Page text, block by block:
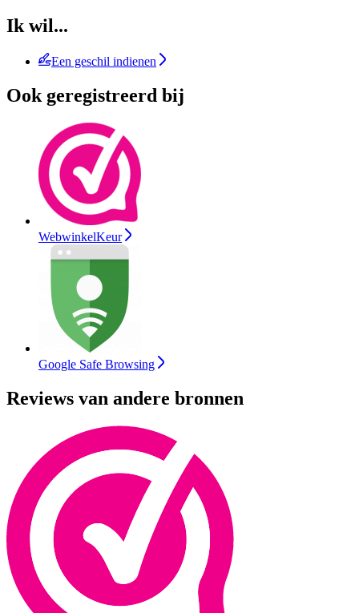
Ik wil...
Een geschil indienen
Ook geregistreerd bij
WebwinkelKeur
Google Safe Browsing
Reviews van andere bronnen